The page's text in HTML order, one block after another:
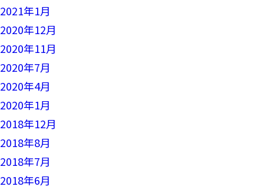
2021年1月
2020年12月
2020年11月
2020年7月
2020年4月
2020年1月
2018年12月
2018年8月
2018年7月
2018年6月